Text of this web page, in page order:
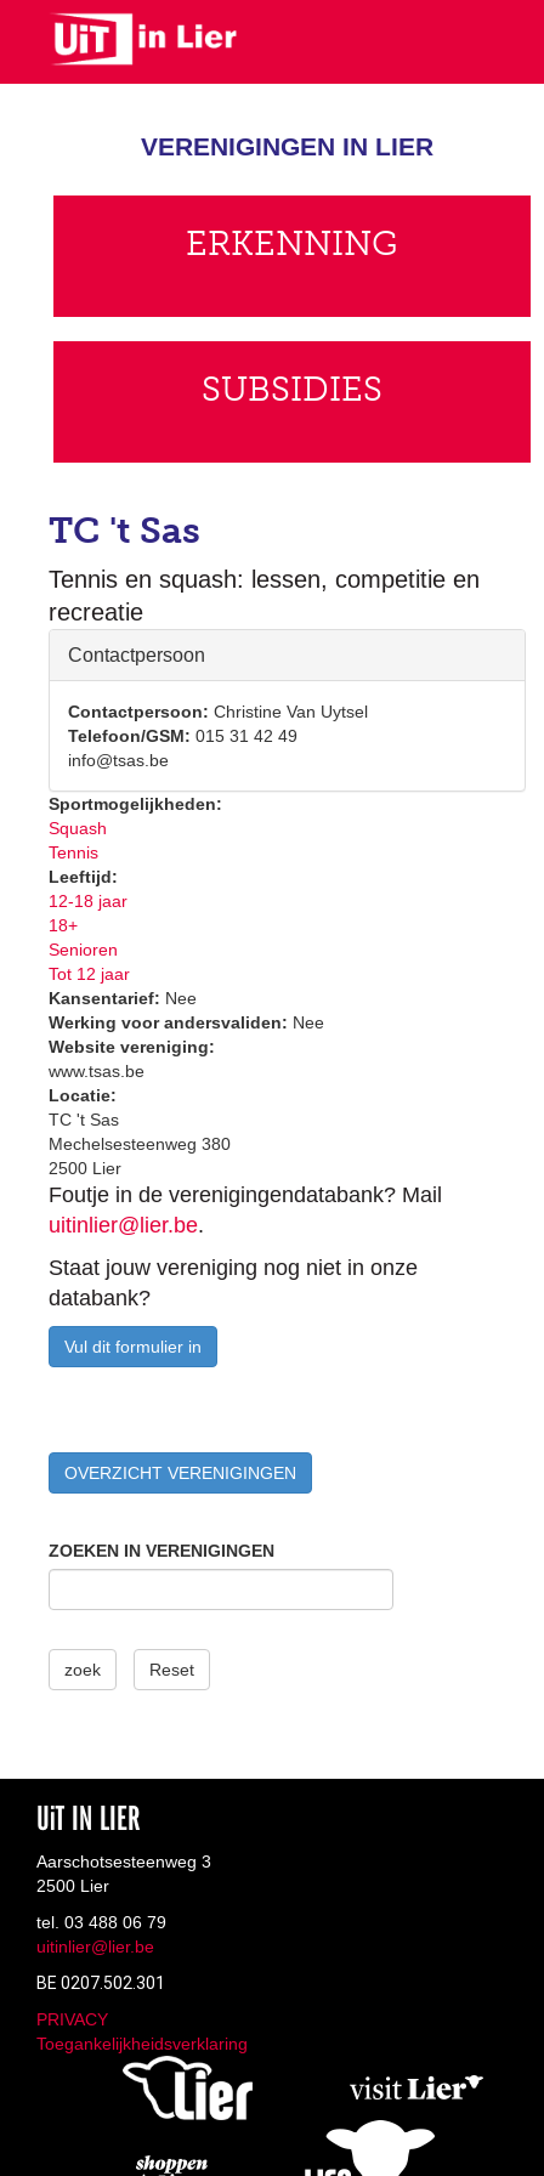
VERENIGINGEN IN LIER
ERKENNING
SUBSIDIES
TC 't Sas
Tennis en squash: lessen, competitie en
recreatie
Hide
Contactpersoon
Contactpersoon: Christine Van Uytsel
Telefoon/GSM: 015 31 42 49
info@tsas.be
Sportmogelijkheden:
Squash
Tennis
Leeftijd:
12-18 jaar
18+
Senioren
Tot 12 jaar
Kansentarief: Nee
Werking voor andersvaliden: Nee
Website vereniging:
www.tsas.be
Locatie:
TC 't Sas
Mechelsesteenweg 380
2500 Lier
Foutje in de verenigingendatabank? Mail
uitinlier@lier.be.
Staat jouw vereniging nog niet in onze
databank?
Vul dit formulier in
OVERZICHT VERENIGINGEN
ZOEKEN IN VERENIGINGEN
zoek Reset
UiT IN LIER
Aarschotsesteenweg 3
2500 Lier
tel. 03 488 06 79
uitinlier@lier.be
BE 0207.502.301
PRIVACY
Toegankelijkheidsverklaring